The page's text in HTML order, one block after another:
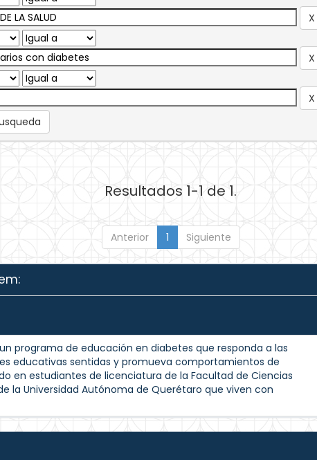
Resultados 1-1 de 1.
Anterior 1 Siguiente
programa de educación en diabetes que responda a las
educativas sentidas y promueva comportamientos de
en estudiantes de licenciatura de la Facultad de Ciencias
la Universidad Autónoma de Querétaro que viven con